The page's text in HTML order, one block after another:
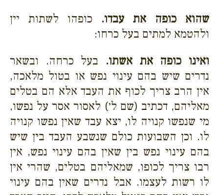
שהוא כופה את עבדו. כופהו לשתות יין
ולהטמא למתים בעל כרחו:
ואינו כופה את אשתו. בעל כרחה. ובשאר
נדרים שיש בהם עינוי נפש או בטול מלאכה,
אין הרב צריך לכוף את העבד אלא הם בטלים
מאליהם, דכתיב (שם ל׳) לאסור אסר על נפשו,
מי שנפשו קנויה לו, יצא עבד שאין נפשו קנויה
לו. וכן השבועות כולם שנשבע העבד בין שיש
בהם עינוי נפש בין שאין בהם עינוי נפש, אין
רבו צריך לכופו, שמאליהם בטלים, שהרי אין
לו רשות לעצמו. אבל נדרים שאין בהם עינוי